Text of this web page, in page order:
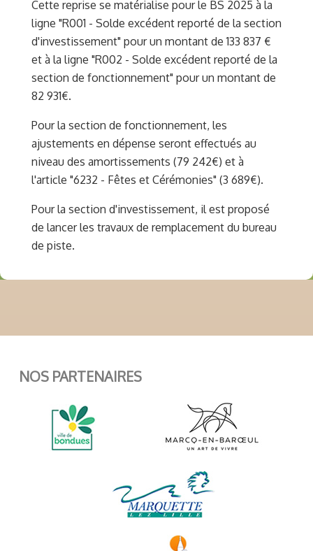
Cette reprise se matérialise pour le BS 2025 à la
ligne "R001 - Solde excédent reporté de la section
d'investissement" pour un montant de 133 837 €
et à la ligne "R002 - Solde excédent reporté de la
section de fonctionnement" pour un montant de
82 931€.
Pour la section de fonctionnement, les
ajustements en dépense seront effectués au
niveau des amortissements (79 242€) et à
l'article "6232 - Fêtes et Cérémonies" (3 689€).
Pour la section d'investissement, il est proposé
de lancer les travaux de remplacement du bureau
de piste.
NOS PARTENAIRES